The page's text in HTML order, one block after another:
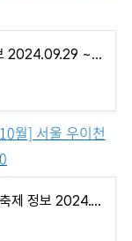
[9월] 서울함 페스티벌 정보 2024.09.29 ~ 2024.09.29
월] 서울 우이천
[10월] 서울 우이천 등(燈)축제 정보 2024.10.08 ~ 2024.10.20